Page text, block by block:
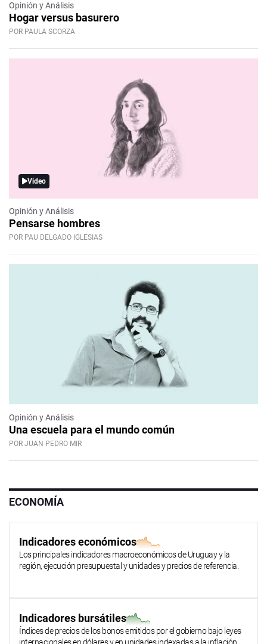
Opinión y Análisis
Hogar versus basurero
POR PAULA SCORZA
Video
Opinión y Análisis
Pensarse hombres
POR PAU DELGADO IGLESIAS
Opinión y Análisis
Una escuela para el mundo común
POR JUAN PEDRO MIR
ECONOMÍA
Indicadores económicos
Los principales indicadores macroeconómicos de Uruguay y la
región, ejecución presupuestal y unidades y precios de referencia.
Indicadores bursátiles
Índices de precios de los bonos emitidos por el gobierno bajo leyes
internacionales en dólares y en unidades indexadas a la inflación